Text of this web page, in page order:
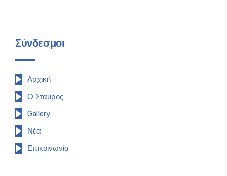
Σύνδεσμοι
Αρχική
Ο Σταύρος
Gallery
Νέα
Επικοινωνία